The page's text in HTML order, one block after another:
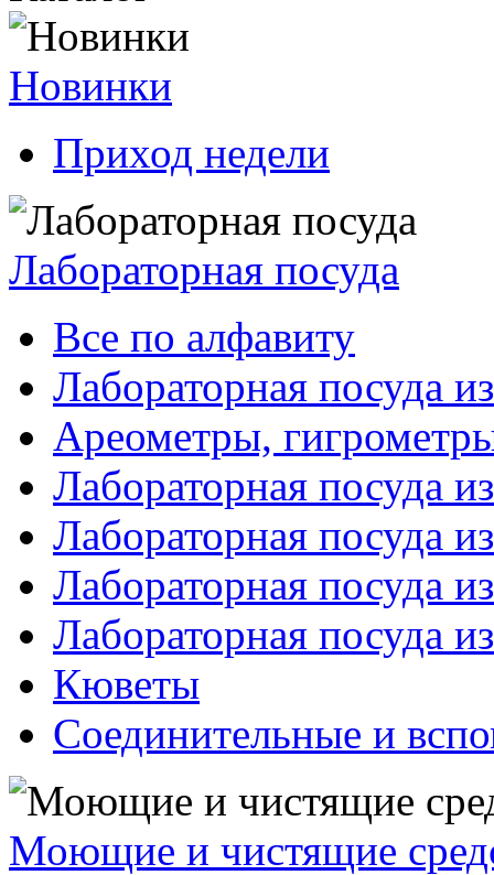
Новинки
Приход недели
Лабораторная посуда
Все по алфавиту
Лабораторная посуда
Ареометры,
Лабораторная посуда
Лабораторная посуда
Лабораторная посуда
Лабораторная посуда
Кюветы
Соединительные и
Моющие и чистящие